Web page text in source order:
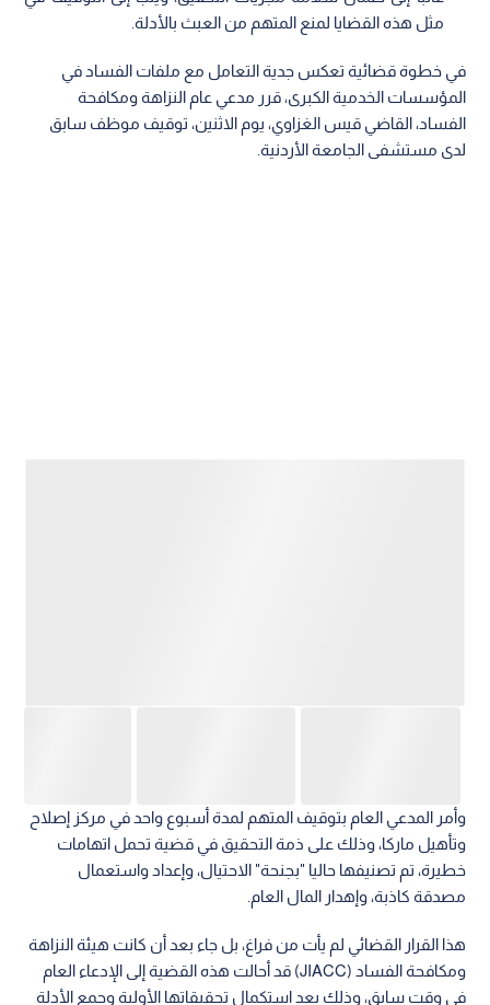
مثل هذه القضايا لمنع المتهم من العبث بالأدلة.
في خطوة قضائية تعكس جدية التعامل مع ملفات الفساد في
المؤسسات الخدمية الكبرى، قرر مدعي عام النزاهة ومكافحة
الفساد، القاضي قيس الغزاوي، يوم الاثنين، توقيف موظف سابق
لدى مستشفى الجامعة الأردنية.
وأمر المدعي العام بتوقيف المتهم لمدة أسبوع واحد في مركز إصلاح
وتأهيل ماركا، وذلك على ذمة التحقيق في قضية تحمل اتهامات
خطيرة، تم تصنيفها حاليا "بجنحة" الاحتيال، وإعداد واستعمال
مصدقة كاذبة، وإهدار المال العام.
هذا القرار القضائي لم يأت من فراغ، بل جاء بعد أن كانت هيئة النزاهة
ومكافحة الفساد (JIACC) قد أحالت هذه القضية إلى الإدعاء العام
في وقت سابق، وذلك بعد استكمال تحقيقاتها الأولية وجمع الأدلة